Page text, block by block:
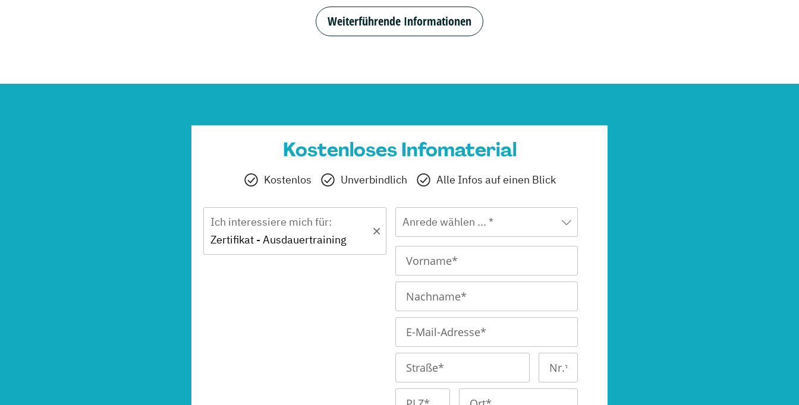
Weiterführende Informationen
Kostenloses Infomaterial
Kostenlos Unverbindlich Alle Infos auf einen Blick
Ich interessiere mich für:
Zertifikat - Ausdauertraining
Anrede wählen ... *